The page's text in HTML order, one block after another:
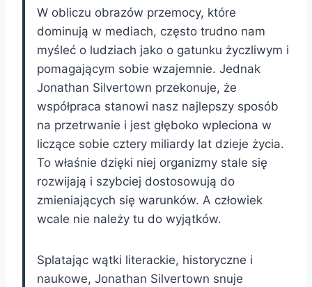
W obliczu obrazów przemocy, które
dominują w mediach, często trudno nam
myśleć o ludziach jako o gatunku życzliwym i
pomagającym sobie wzajemnie. Jednak
Jonathan Silvertown przekonuje, że
współpraca stanowi nasz najlepszy sposób
na przetrwanie i jest głęboko wpleciona w
liczące sobie cztery miliardy lat dzieje życia.
To właśnie dzięki niej organizmy stale się
rozwijają i szybciej dostosowują do
zmieniających się warunków. A człowiek
wcale nie należy tu do wyjątków.
Splatając wątki literackie, historyczne i
naukowe, Jonathan Silvertown snuje